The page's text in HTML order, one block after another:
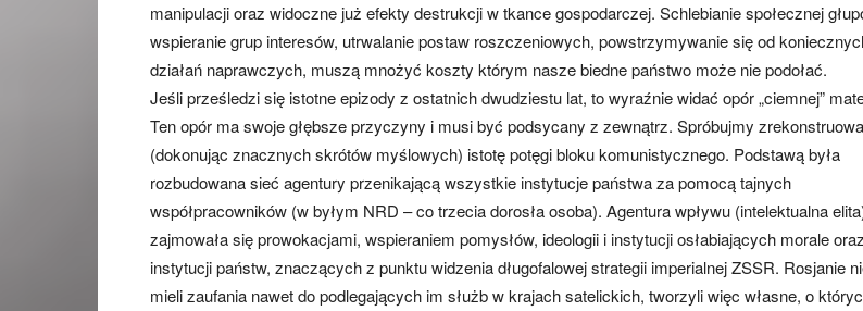
manipulacji oraz widoczne już efekty destrukcji w tkance gospodarczej. Schlebianie społecznej
wspieranie grup interesów, utrwalanie postaw roszczeniowych, powstrzymywanie się od
działań naprawczych, muszą mnożyć koszty którym nasze biedne państwo może nie podołać.
Jeśli prześledzi się istotne epizody z ostatnich dwudziestu lat, to wyraźnie widać opór „ciemnej”
Ten opór ma swoje głębsze przyczyny i musi być podsycany z zewnątrz. Spróbujmy
(dokonując znacznych skrótów myślowych) istotę potęgi bloku komunistycznego. Podstawą była
rozbudowana sieć agentury przenikającą wszystkie instytucje państwa za pomocą tajnych
współpracowników (w byłym NRD – co trzecia dorosła osoba). Agentura wpływu (intelektualna
zajmowała się prowokacjami, wspieraniem pomysłów, ideologii i instytucji osłabiających morale oraz
instytucji państw, znaczących z punktu widzenia długofalowej strategii imperialnej ZSSR. Rosjanie
mieli zaufania nawet do podlegających im służb w krajach satelickich, tworzyli więc własne, o